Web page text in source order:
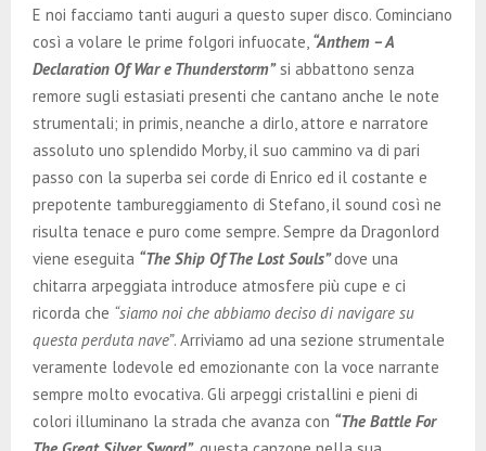
E noi facciamo tanti auguri a questo super disco. Cominciano
così a volare le prime folgori infuocate, “Anthem – A
Declaration Of War e Thunderstorm”si abbattono senza
remore sugli estasiati presenti che cantano anche le note
strumentali; in primis, neanche a dirlo, attore e narratore
assoluto uno splendido Morby, il suo cammino va di pari
passo con la superba sei corde di Enrico ed il costante e
prepotente tambureggiamento di Stefano, il sound così ne
risulta tenace e puro come sempre. Sempre da Dragonlord
viene eseguita “The Ship Of The Lost Souls”dove una
chitarra arpeggiata introduce atmosfere più cupe e ci
ricorda che “siamo noi che abbiamo deciso di navigare su
questa perduta nave”. Arriviamo ad una sezione strumentale
veramente lodevole ed emozionante con la voce narrante
sempre molto evocativa. Gli arpeggi cristallini e pieni di
colori illuminano la strada che avanza con “The Battle For